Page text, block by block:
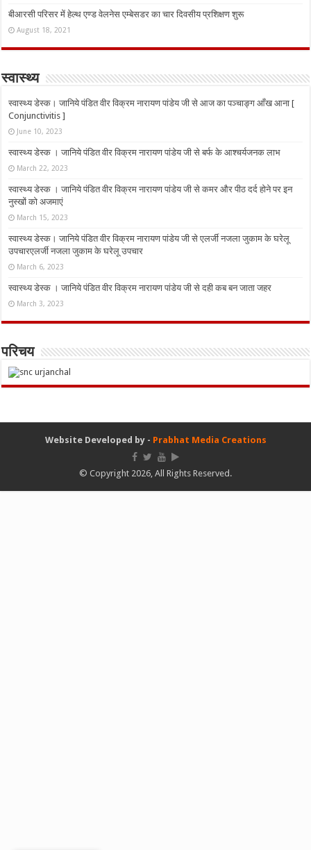
बीआरसी परिसर में हेल्थ एण्ड वेलनेस एम्बेसडर का चार दिवसीय प्रशिक्षण शुरू
August 18, 2021
स्वास्थ्य
स्वास्थ्य डेस्क। जानिये पंडित वीर विक्रम नारायण पांडेय जी से आज का पञ्चाङ्ग आँख आना [
Conjunctivitis ]
June 10, 2023
स्वास्थ्य डेस्क । जानिये पंडित वीर विक्रम नारायण पांडेय जी से बर्फ के आश्चर्यजनक लाभ
March 22, 2023
स्वास्थ्य डेस्क । जानिये पंडित वीर विक्रम नारायण पांडेय जी से कमर और पीठ दर्द होने पर इन
नुस्‍खों को अजमाएं
March 15, 2023
स्वास्थ्य डेस्क। जानिये पंडित वीर विक्रम नारायण पांडेय जी से एलर्जी नजला जुकाम के घरेलू
उपचारएलर्जी नजला जुकाम के घरेलू उपचार
March 6, 2023
स्वास्थ्य डेस्क । जानिये पंडित वीर विक्रम नारायण पांडेय जी से दही कब बन जाता जहर
March 3, 2023
परिचय
Website Developed by - Prabhat Media Creations
© Copyright 2026, All Rights Reserved.